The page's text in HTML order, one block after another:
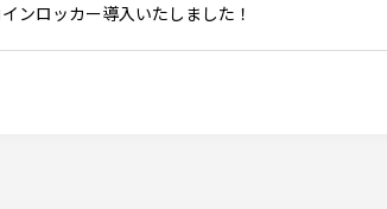
ンロッカー導入いたしました！